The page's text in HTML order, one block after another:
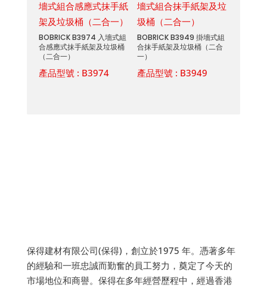
BOBRICK B3974 入墻式組
合感應式抹手紙架及垃圾桶
（二合一）
產品型號 : B3974
BOBRICK B3949 掛墻式組
合抹手紙架及垃圾桶（二合
一）
產品型號 : B3949
保得建材有限公司(保得)，創立於1975 年。憑著多年
的經驗和一班忠誠而勤奮的員工努力，奠定了今天的
市場地位和商譽。保得在多年經營歷程中，經過香港